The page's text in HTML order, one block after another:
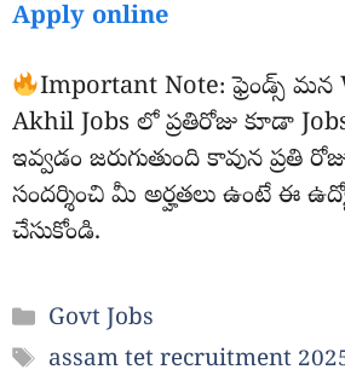
Apply online
Important Note: ఫ్రెండ్స్
Akhil Jobs లో ప్రతిరోజు కూడా
ఇవ్వడం జరుగుతుంది కావున ప్రతి
సందర్శించి మీ అర్హతలు ఉంటే ఈ
చేసుకోండి.
Categories
Govt Jobs
Tags
assam tet recruitment